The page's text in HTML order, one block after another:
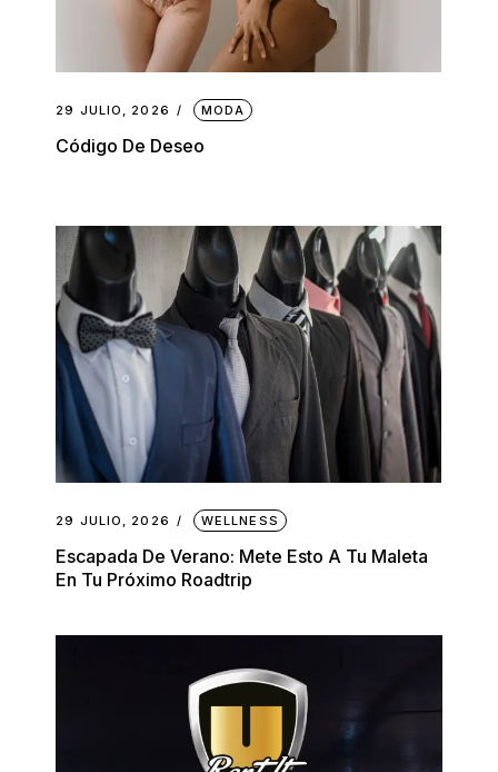
29 JULIO, 2026 MODA
Código De Deseo
29 JULIO, 2026 WELLNESS
Escapada De Verano: Mete Esto A Tu Maleta
En Tu Próximo Roadtrip